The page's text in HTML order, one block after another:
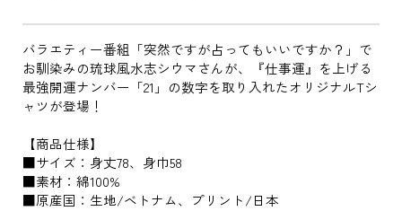
バラエティー番組「突然ですが占ってもいいですか？」で
お馴染みの琉球風水志シウマさんが、『仕事運』を上げる
最強開運ナンバー「21」の数字を取り入れたオリジナルTシ
ャツが登場！
【商品仕様】
■サイズ：身丈78、身巾58
■素材：綿100%
■原産国：生地/ベトナム、プリント/日本